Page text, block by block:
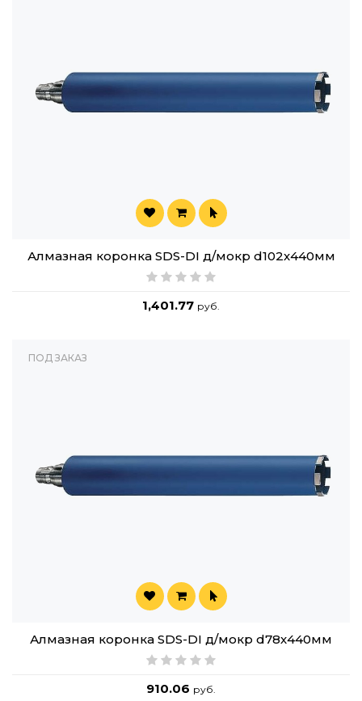
Алмазная коронка SDS-DI д/мокр d102х440мм
1,401.77 руб.
ПОД ЗАКАЗ
Алмазная коронка SDS-DI д/мокр d78х440мм
910.06 руб.